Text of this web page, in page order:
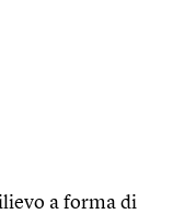
a forma di